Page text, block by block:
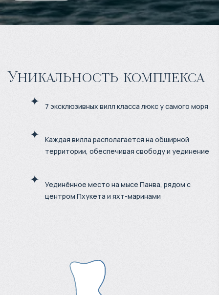
Уникальность комплекса
7 эксклюзивных вилл класса люкс у самого моря
Каждая вилла располагается на обширной
территории, обеспечивая свободу и уединение
Уединённое место на мысе Панва, рядом с
центром Пхукета и яхт-маринами